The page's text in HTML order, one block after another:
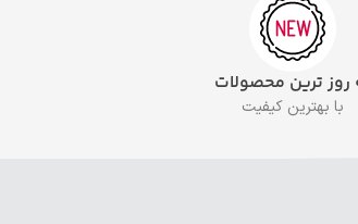
روز ترین محصولات
با بهترین کیفیت